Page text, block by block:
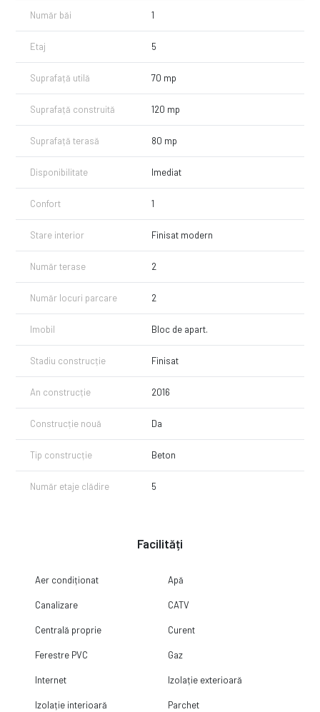
07 99 990 888
adrian@ city-imob.ro
www.city-imob.ro
Număr băi 1
Etaj 5
Suprafață utilă 70 mp
Suprafață construită 120 mp
Suprafață terasă 80 mp
Disponibilitate Imediat
Confort 1
Stare interior Finisat modern
Număr terase 2
Număr locuri parcare 2
Imobil Bloc de apart.
Stadiu construcție Finisat
An construcție 2016
Construcție nouă Da
Tip construcție Beton
Număr etaje clădire 5
Facilități
Aer condiționat Apă
Canalizare CATV
Centrală proprie Curent
Ferestre PVC Gaz
Internet Izolație exterioară
Izolație interioară Parchet